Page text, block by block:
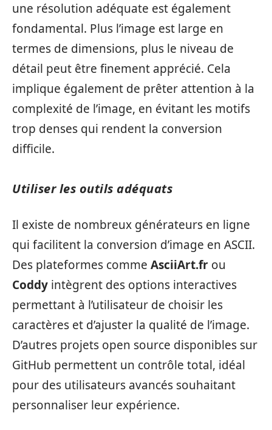
une résolution adéquate est également
fondamental. Plus l’image est large en
termes de dimensions, plus le niveau de
détail peut être finement apprécié. Cela
implique également de prêter attention à la
complexité de l’image, en évitant les motifs
trop denses qui rendent la conversion
difficile.
Utiliser les outils adéquats
Il existe de nombreux générateurs en ligne
qui facilitent la conversion d’image en ASCII.
Des plateformes comme AsciiArt.fr ou
Coddy intègrent des options interactives
permettant à l’utilisateur de choisir les
caractères et d’ajuster la qualité de l’image.
D’autres projets open source disponibles sur
GitHub permettent un contrôle total, idéal
pour des utilisateurs avancés souhaitant
personnaliser leur expérience.